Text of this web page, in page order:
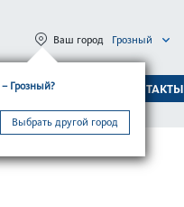
ТЕХПОДДЕРЖКА КОНТАКТЫ
– Грозный?
Выбрать другой город
Ваш город Грозный